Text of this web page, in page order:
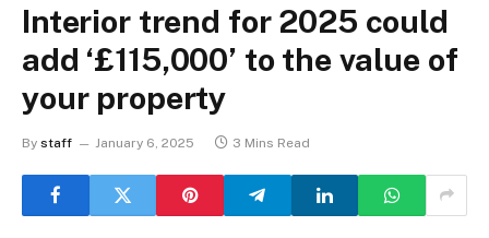
Interior trend for 2025 could
add ‘£115,000’ to the value of
your property
By staff January 6, 2025 3 Mins Read